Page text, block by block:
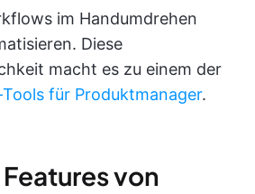
im Handumdrehen
Diese
macht es zu einem der
für Produktmanager.
von